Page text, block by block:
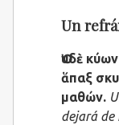
Un
Ὀυδὲ
ἅπαξ
μαθών.
dejará de